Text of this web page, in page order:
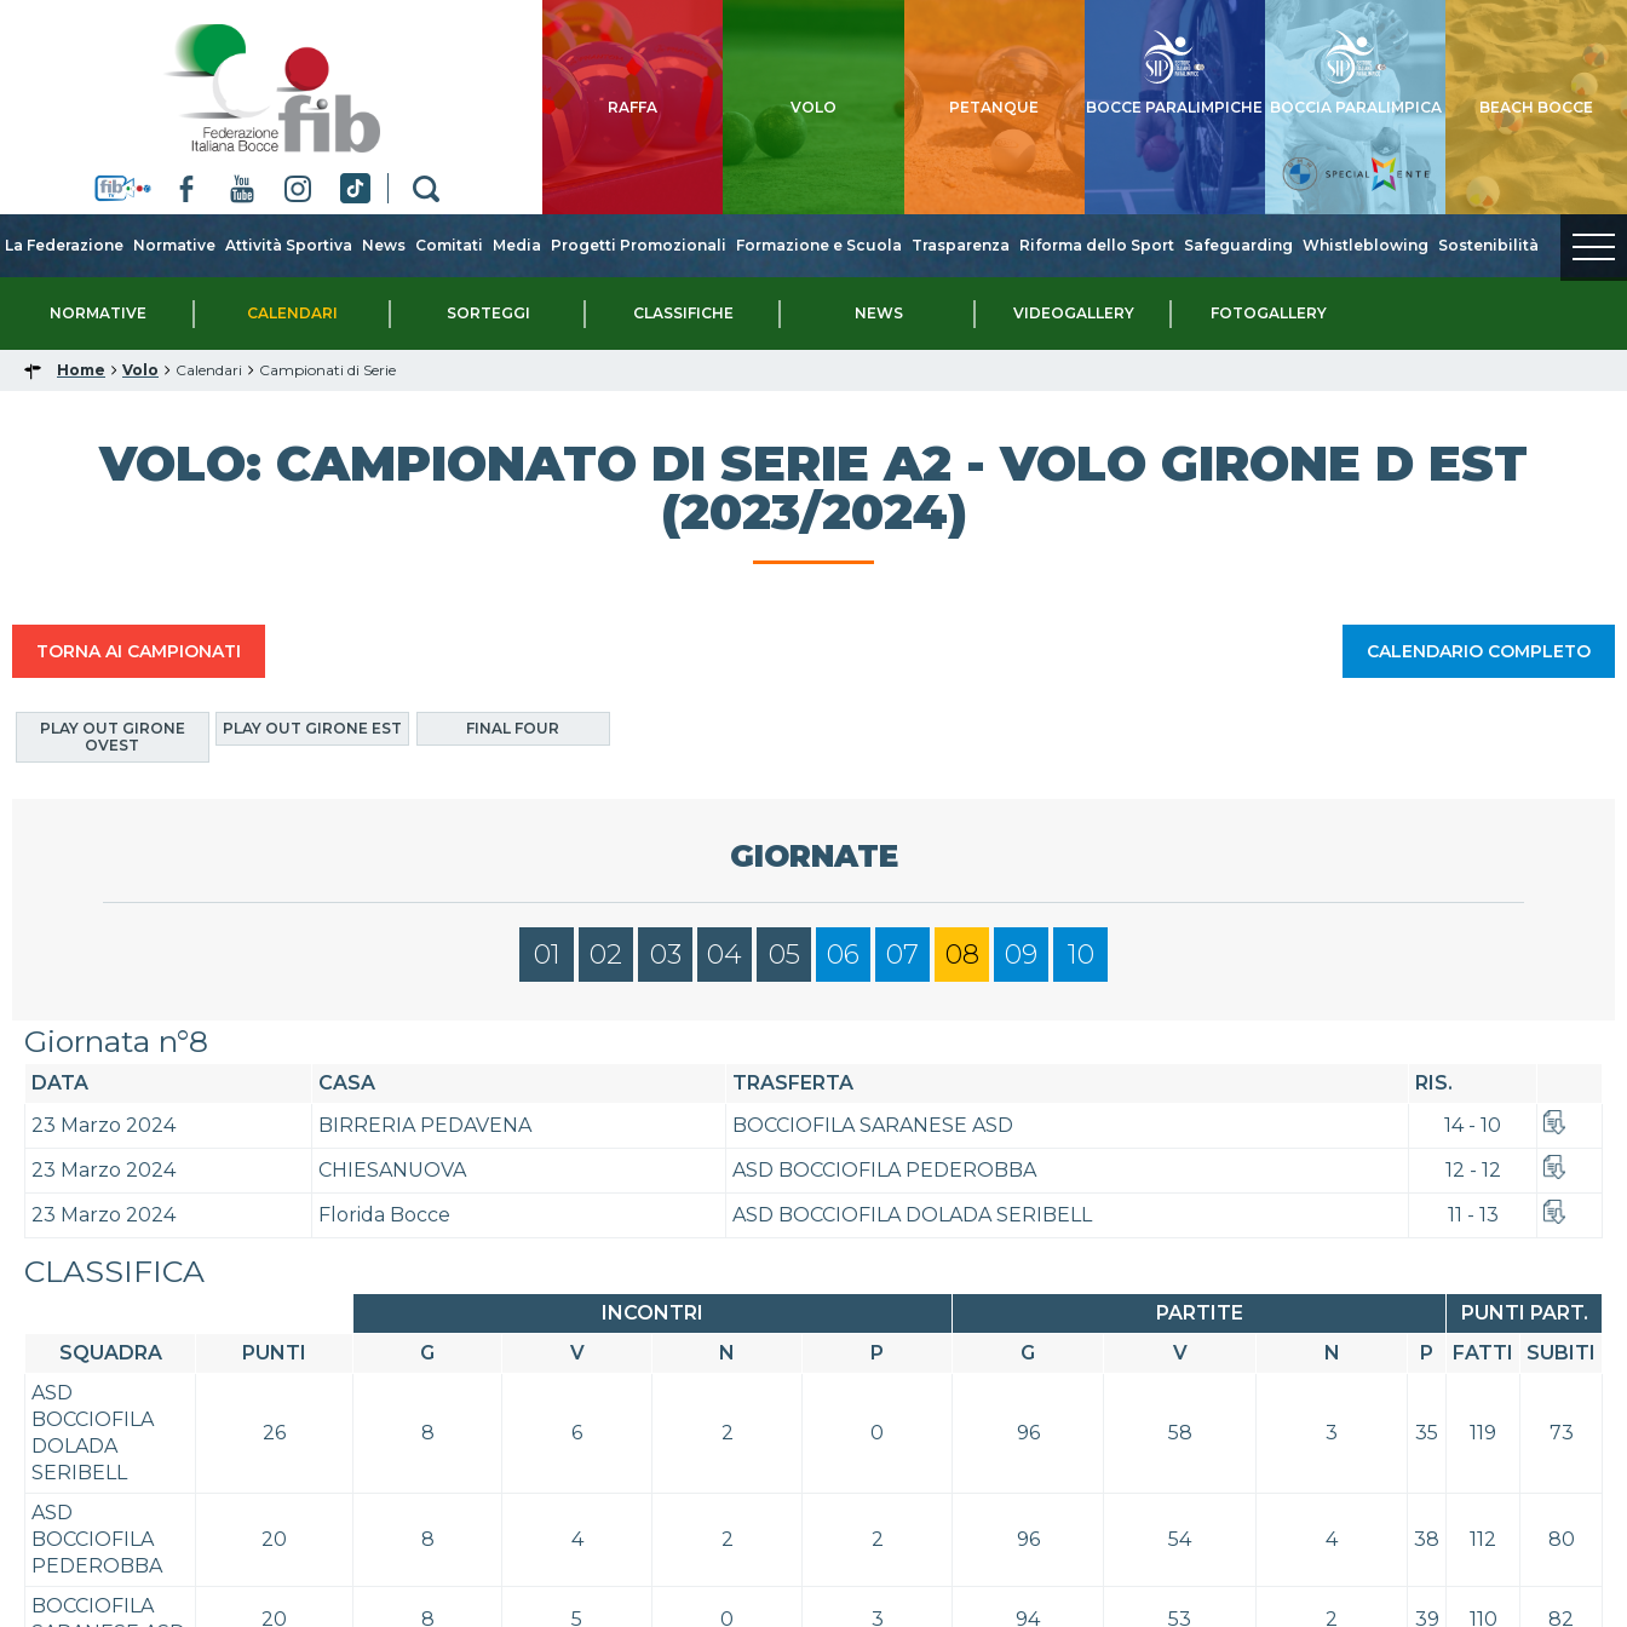
RAFFA VOLO PETANQUE BOCCE PARALIMPICHE BOCCIA PARALIMPICA BEACH BOCCE
La Federazione Normative Attività Sportiva News Comitati Media Progetti Promozionali Formazione e Scuola Trasparenza Riforma dello Sport Safeguarding Whistleblowing Sostenibilità
NORMATIVE CALENDARI SORTEGGI CLASSIFICHE NEWS VIDEOGALLERY FOTOGALLERY
Home Volo Calendari Campionati di Serie
VOLO: CAMPIONATO DI SERIE A2 - VOLO GIRONE D EST
(2023/2024)
TORNA AI CAMPIONATI CALENDARIO COMPLETO
PLAY OUT GIRONE
OVEST
PLAY OUT GIRONE EST FINAL FOUR
GIORNATE
01 02 03 04 05 06 07 08 09 10
Giornata n°8
DATA CASA TRASFERTA
RIS.
23 Marzo 2024
BIRRERIA PEDAVENA BOCCIOFILA SARANESE ASD
14 - 10
23 Marzo 2024
CHIESANUOVA ASD BOCCIOFILA PEDEROBBA
12 - 12
23 Marzo 2024
Florida Bocce ASD BOCCIOFILA DOLADA SERIBELL 11 - 13
CLASSIFICA
INCONTRI PARTITE
PUNTI PART.
SQUADRA
PUNTI G V N P G V N P FATTI
SUBITI
ASD
BOCCIOFILA
DOLADA
SERIBELL
26 8 6 2 0 96 58 3 35 119 73
ASD
BOCCIOFILA
PEDEROBBA
20 8 4 2 2 96 54 4 38 112 80
BOCCIOFILA
20 8 5 0 3 94 53 2 39 110 82